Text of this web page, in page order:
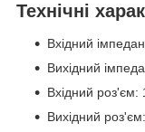
Технічні
Вхідний
Вихідний
Вхідний
Вихідний